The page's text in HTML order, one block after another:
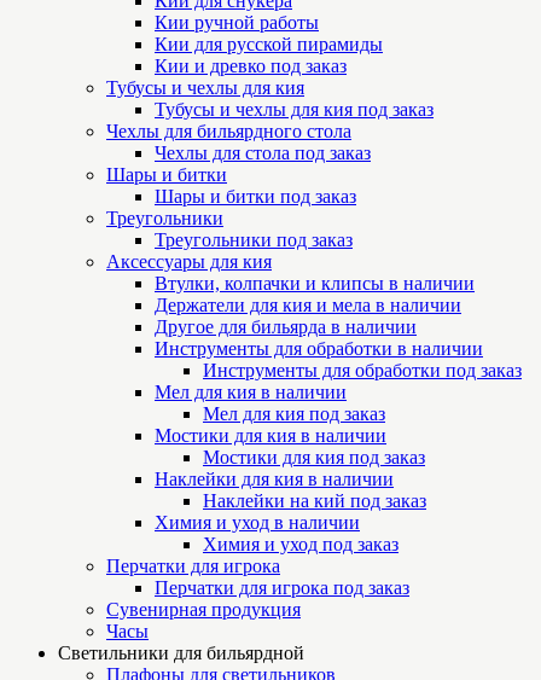
Кии ручной работы
Кии для русской пирамиды
Кии и древко под заказ
Тубусы и чехлы для кия
Тубусы и чехлы для кия под заказ
Чехлы для бильярдного стола
Чехлы для стола под заказ
Шары и битки
Шары и битки под заказ
Треугольники
Треугольники под заказ
Аксессуары для кия
Втулки, колпачки и клипсы в наличии
Держатели для кия и мела в наличии
Другое для бильярда в наличии
Инструменты для обработки в наличии
Инструменты для обработки под заказ
Мел для кия в наличии
Мел для кия под заказ
Мостики для кия в наличии
Мостики для кия под заказ
Наклейки для кия в наличии
Наклейки на кий под заказ
Химия и уход в наличии
Химия и уход под заказ
Перчатки для игрока
Перчатки для игрока под заказ
Сувенирная продукция
Часы
Светильники для бильярдной
Плафоны для светильников